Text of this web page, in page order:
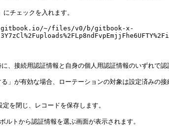
チェックを入れます。
~/files/v0/b/gitbook-x-
、接続用認証情報と自身の個人用認証情報のいずれで認
」が有効な場合、ローテーションの対象は設定済みの
閉じ、レコードを保存します。
トから認証情報を選ぶ画面が表示されます。